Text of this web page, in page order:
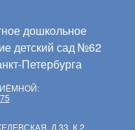
дошкольное
детский сад №62
Петербурга
Д.33, К.2